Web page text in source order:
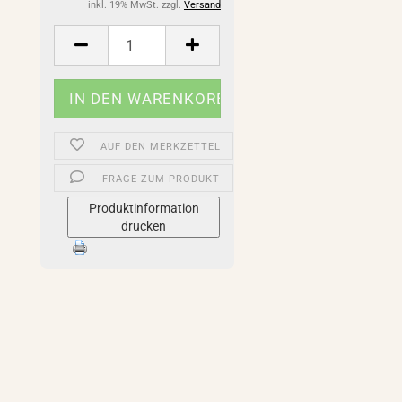
inkl. 19% MwSt. zzgl. Versand
AUF DEN MERKZETTEL
FRAGE ZUM PRODUKT
Produktinformation
drucken